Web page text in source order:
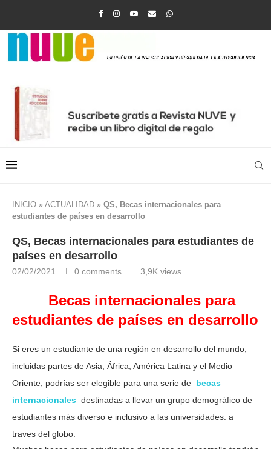
INICIO » ACTUALIDAD » QS, Becas internacionales para
estudiantes de países en desarrollo
QS, Becas internacionales para estudiantes de
países en desarrollo
02/02/2021 0 comments 3,9K views
Becas internacionales para
estudiantes de países en desarrollo
Si eres un estudiante de una región en desarrollo del mundo,
incluidas partes de Asia, África, América Latina y el Medio
Oriente, podrías ser elegible para una serie de becas
internacionales destinadas a llevar un grupo demográfico de
estudiantes más diverso e inclusivo a las universidades. a
traves del globo.